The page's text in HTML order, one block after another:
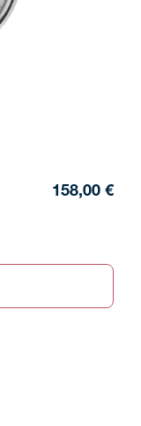
158,00 €